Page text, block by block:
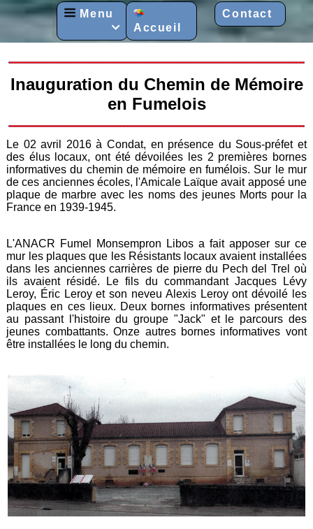
Menu
 Accueil
Contact
Inauguration du Chemin de Mémoire
en Fumelois
Le 02 avril 2016 à Condat, en présence du Sous-préfet et
des élus locaux, ont été dévoilées les 2 premières bornes
informatives du chemin de mémoire en fumélois. Sur le mur
de ces anciennes écoles, l'Amicale Laïque avait apposé une
plaque de marbre avec les noms des jeunes Morts pour la
France en 1939-1945.
L'ANACR Fumel Monsempron Libos a fait apposer sur ce
mur les plaques que les Résistants locaux avaient installées
dans les anciennes carrières de pierre du Pech del Trel où
ils avaient résidé. Le fils du commandant Jacques Lévy
Leroy, Éric Leroy et son neveu Alexis Leroy ont dévoilé les
plaques en ces lieux. Deux bornes informatives présentent
au passant l'histoire du groupe "Jack" et le parcours des
jeunes combattants. Onze autres bornes informatives vont
être installées le long du chemin.